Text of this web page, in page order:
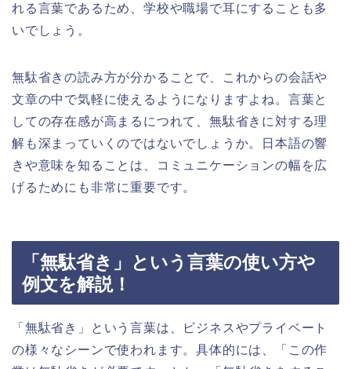
れる言葉であるため、学校や職場で耳にすることも多
いでしょう。
無駄省きの読み方が分かることで、これからの会話や
文章の中で気軽に使えるようになりますよね。言葉と
しての存在感が高まるにつれて、無駄省きに対する理
解も深まっていくのではないでしょうか。日本語の響
きや意味を知ることは、コミュニケーションの幅を広
げるためにも非常に重要です。
「無駄省き」という言葉の使い方や
例文を解説！
「無駄省き」という言葉は、ビジネスやプライベート
の様々なシーンで使われます。具体的には、「この作